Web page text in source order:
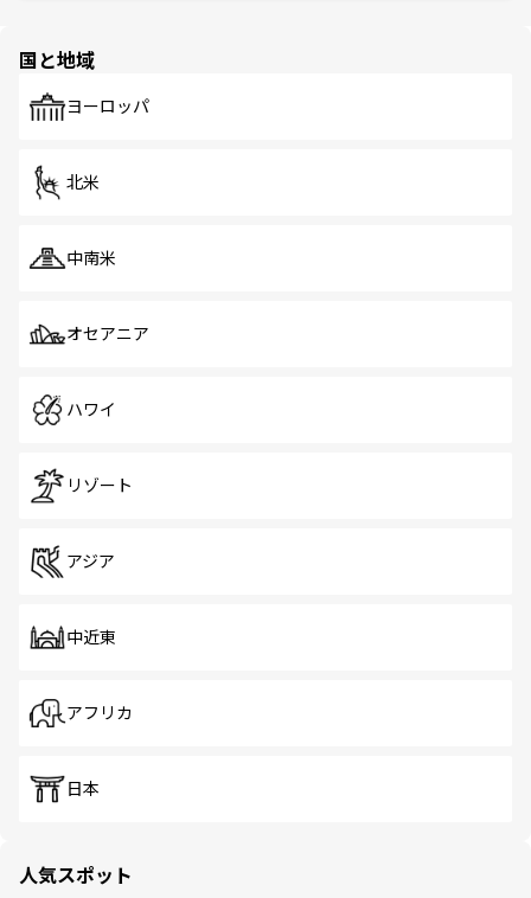
で、ホーカーズは地元の風情を楽しめる外せないスポット
国と地域
ヨーロッパ
北米
中南米
オセアニア
ハワイ
リゾート
アジア
中近東
アフリカ
日本
人気スポット